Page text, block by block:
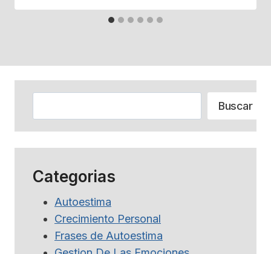
Buscar
Categorias
Autoestima
Crecimiento Personal
Frases de Autoestima